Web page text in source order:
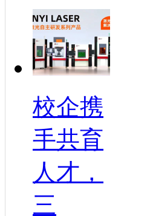
校企携
手共育
人才，
三